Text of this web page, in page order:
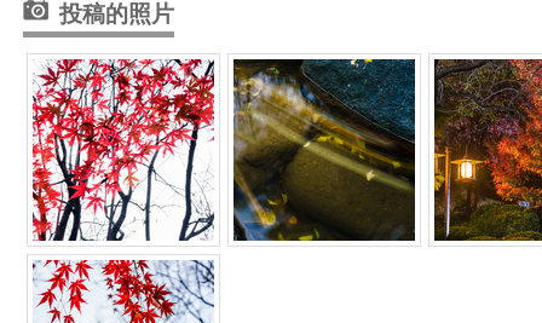
投稿的照片